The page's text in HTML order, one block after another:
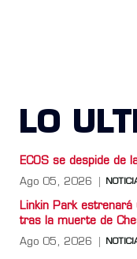
LO
ECOS se despide de
Ago 05, 2026
Linkin Park
tras la muerte de
Ago 05, 2026